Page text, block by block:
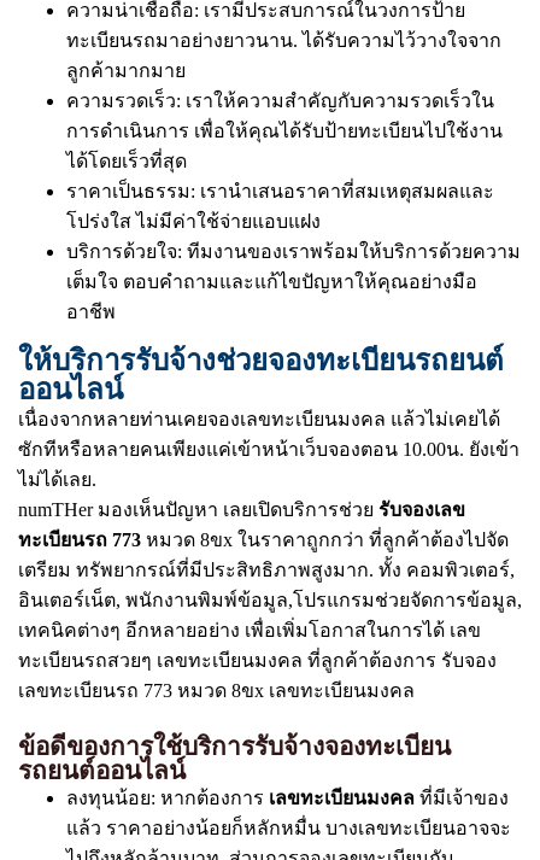
ความน่าเชื่อถือ: เรามีประสบการณ์ในวงการป้าย
ทะเบียนรถมาอย่างยาวนาน. ได้รับความไว้วางใจจาก
ลูกค้ามากมาย
ความรวดเร็ว: เราให้ความสำคัญกับความรวดเร็วใน
การดำเนินการ เพื่อให้คุณได้รับป้ายทะเบียนไปใช้งาน
ได้โดยเร็วที่สุด
ราคาเป็นธรรม: เรานำเสนอราคาที่สมเหตุสมผลและ
โปร่งใส ไม่มีค่าใช้จ่ายแอบแฝง
บริการด้วยใจ: ทีมงานของเราพร้อมให้บริการด้วยความ
เต็มใจ ตอบคำถามและแก้ไขปัญหาให้คุณอย่างมือ
อาชีพ
ให้บริการรับจ้างช่วยจองทะเบียนรถยนต์
ออนไลน์
เนื่องจากหลายท่านเคยจองเลขทะเบียนมงคล แล้วไม่เคยได้
ซักทีหรือหลายคนเพียงแค่เข้าหน้าเว็บจองตอน 10.00น. ยังเข้า
ไม่ได้เลย.
numTHer มองเห็นปัญหา เลยเปิดบริการช่วย รับจองเลข
ทะเบียนรถ 773 หมวด 8ขx ในราคาถูกกว่า ที่ลูกค้าต้องไปจัด
เตรียม ทรัพยากรณ์ที่มีประสิทธิภาพสูงมาก. ทั้ง คอมพิวเตอร์,
อินเตอร์เน็ต, พนักงานพิมพ์ข้อมูล,โปรแกรมช่วยจัดการข้อมูล,
เทคนิคต่างๆ อีกหลายอย่าง เพื่อเพิ่มโอกาสในการได้ เลข
ทะเบียนรถสวยๆ เลขทะเบียนมงคล ที่ลูกค้าต้องการ รับจอง
เลขทะเบียนรถ 773 หมวด 8ขx เลขทะเบียนมงคล
ข้อดีของการใช้บริการรับจ้างจองทะเบียน
รถยนต์ออนไลน์
ลงทุนน้อย: หากต้องการ เลขทะเบียนมงคล ที่มีเจ้าของ
แล้ว ราคาอย่างน้อยก็หลักหมื่น บางเลขทะเบียนอาจจะ